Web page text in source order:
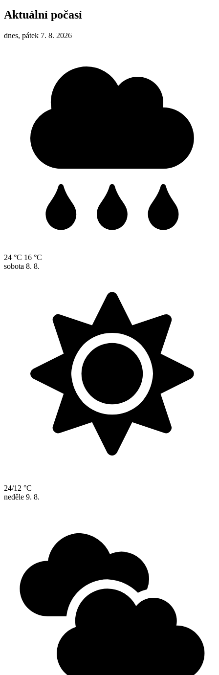
Aktuální počasí
dnes, pátek 7. 8. 2026
24 °C 16 °C
sobota 8. 8.
24/12 °C
neděle 9. 8.